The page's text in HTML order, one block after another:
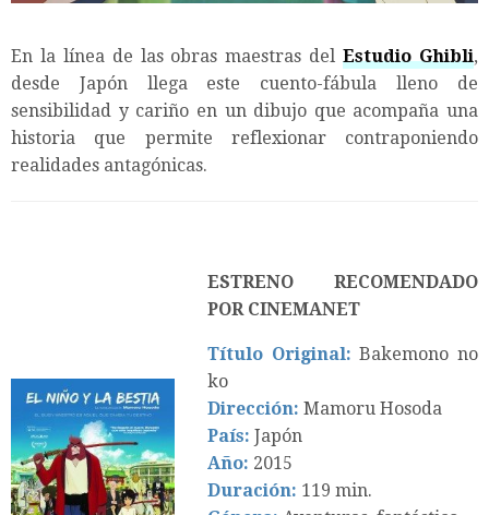
En la línea de las obras maestras delEstudio Ghibli,
desde Japón llega este cuento-fábula lleno de
sensibilidad y cariño en un dibujo que acompaña una
historia que permite reflexionar contraponiendo
realidades antagónicas.
ESTRENO RECOMENDADO
POR CINEMANET
Título Original:Bakemono no
ko
Dirección: Mamoru Hosoda
País: Japón
Año: 2015
Duración: 119 min.